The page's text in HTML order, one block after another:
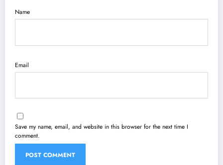
Name
Email
Save my name, email, and website in this browser for the next time I
comment.